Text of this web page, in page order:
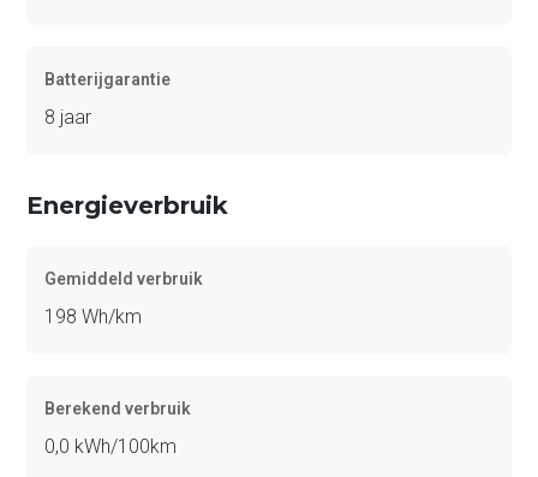
Batterijgarantie
8 jaar
Energieverbruik
Gemiddeld verbruik
198 Wh/km
Berekend verbruik
0,0 kWh/100km